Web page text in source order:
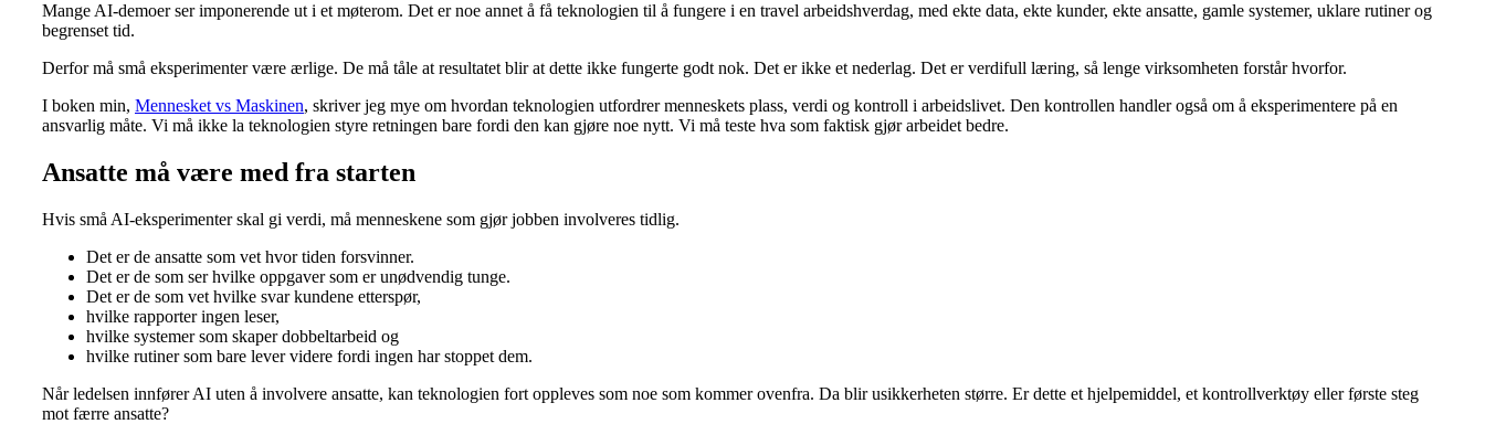
Mange AI-demoer ser imponerende ut i et møterom. Det er noe annet å få teknologien til å fungere i en travel arbeidshverdag, med ekte data, ekte kunder, ekte ansatte, gamle systemer, uklare rutiner og
begrenset tid.
Derfor må små eksperimenter være ærlige. De må tåle at resultatet blir at dette ikke fungerte godt nok. Det er ikke et nederlag. Det er verdifull læring, så lenge virksomheten forstår hvorfor.
I boken min, Mennesket vs Maskinen, skriver jeg mye om hvordan teknologien utfordrer menneskets plass, verdi og kontroll i arbeidslivet. Den kontrollen handler også om å eksperimentere på en
ansvarlig måte. Vi må ikke la teknologien styre retningen bare fordi den kan gjøre noe nytt. Vi må teste hva som faktisk gjør arbeidet bedre.
Ansatte må være med fra starten
Hvis små AI-eksperimenter skal gi verdi, må menneskene som gjør jobben involveres tidlig.
Det er de ansatte som vet hvor tiden forsvinner.
Det er de som ser hvilke oppgaver som er unødvendig tunge.
Det er de som vet hvilke svar kundene etterspør,
hvilke rapporter ingen leser,
hvilke systemer som skaper dobbeltarbeid og
hvilke rutiner som bare lever videre fordi ingen har stoppet dem.
Når ledelsen innfører AI uten å involvere ansatte, kan teknologien fort oppleves som noe som kommer ovenfra. Da blir usikkerheten større. Er dette et hjelpemiddel, et kontrollverktøy eller første steg
mot færre ansatte?